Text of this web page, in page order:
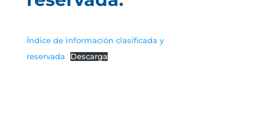
Índice de información clasificada y
reservada
Descarga